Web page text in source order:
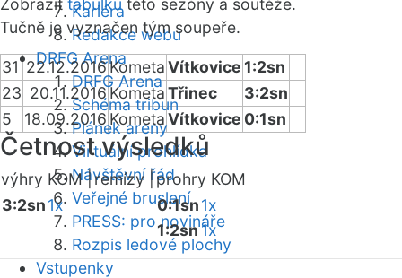
Kariéra
Redakce webu
DRFG Arena
DRFG Arena
Schéma tribun
Plánek areny
Virtuální prohlídka
Návštěvní řád
Veřejné bruslení
PRESS: pro novináře
Rozpis ledové plochy
Vstupenky
Zobrazit tabulku této sezóny a soutěže.
Tučně je vyznačen tým soupeře.
31 22.12.2016KometaVítkovice 1:2sn
23 20.11.2016KometaTřinec
3:2sn
5
18.09.2016 KometaVítkovice 0:1sn
Četnost výsledků
výhry KOM |remízy |prohry KOM
3:2sn1x 0:1sn1x
1:2sn 1x